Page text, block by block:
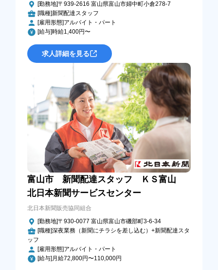
[勤務地]〒939-2616 富山県富山市婦中町小倉278-7
[職種]新聞配達スタッフ
[雇用形態]アルバイト・パート
[給与]時給1,400円〜
求人詳細を見る
富山市 新聞配達スタッフ ＫＳ富山
北日本新聞サービスセンター
北日本新聞販売協同組合
[勤務地]〒930-0077 富山県富山市磯部町3-6-34
[職種]深夜業務（新聞にチラシを差し込む）+新聞配達スタ
ッフ
[雇用形態]アルバイト・パート
[給与]月給72,800円〜110,000円